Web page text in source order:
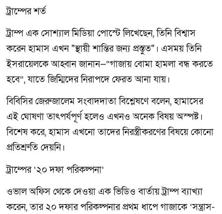
ট্রাম্পের শর্ত
ট্রাম্প এক সোশ্যাল মিডিয়া পোস্টে লিখেছেন, তিনি বিশ্বাস
করেন হামাস এখন "স্থায়ী শান্তির জন্য প্রস্তুত"। এসময় তিনি
ইসরায়েলকে আহ্বান জানান—“গাজায় বোমা হামলা বন্ধ করতে
হবে”, যাতে জিম্মিদের নিরাপদে ফেরত আনা যায়।
বিবিসির জেরুজালেম সংবাদদাতা বিশ্লেষণে বলেন, হামাসের
এই ঘোষণা তাৎপর্যপূর্ণ হলেও এখনও অনেক বিষয় অস্পষ্ট।
বিশেষ করে, হামাস এখনো তাদের নিরস্ত্রীকরণের বিষয়ে কোনো
প্রতিশ্রুতি দেয়নি।
ট্রাম্পের ‘২০ দফা পরিকল্পনা’
ওভাল অফিস থেকে দেওয়া এক ভিডিও বার্তায় ট্রাম্প ব্যাখ্যা
করেন, তার ২০ দফার পরিকল্পনার প্রথম ধাপে গাজাকে ‘সন্ত্রাস-